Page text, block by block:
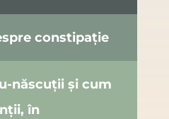
constipație
născuții și cum
în